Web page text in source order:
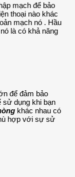
mạch để bảo
thoại nào khác
mạch nó . Hầu
là có khả năng
để đảm bảo
sử dụng khi bạn
khác nhau có
hợp với sự sử